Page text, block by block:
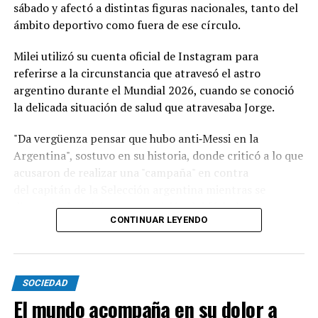
Remuneración por ocupación
El relevamiento aporta información sobre lossalarios
de referenciaen cada país para distintos roles
laborales:
Operario industrial:
1.500.000 pesos argentinos;
27.000 pesos uruguayos; y 600.000 pesos
chilenos.
argentinos; 35.000 pesos uruguayos; y 590.300
pesos chilenos.
pesos chilenos.
Al respecto, el informe aclara que estos valores son de
sábado y afectó a distintas figuras nacionales, tanto del
ámbito deportivo como fuera de ese círculo.
Milei utilizó su cuenta oficial de Instagram para
referirse a la circunstancia que atravesó el astro
argentino durante el Mundial 2026, cuando se conoció
la delicada situación de salud que atravesaba Jorge.
"Da vergüenza pensar que hubo anti‑Messi en la
Argentina", sostuvo en su historia, donde criticó a lo que
acusaron de realizar una "campaña" en contra
disputaba la máxima competición del fútbol.
CONTINUAR LEYENDO
SOCIEDAD
El mundo acompaña en su dolor a